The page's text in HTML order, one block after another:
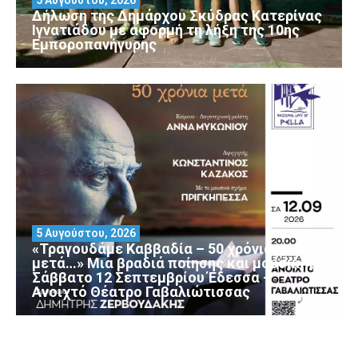
Δήλωση της Δημάρχου Σκύδρας Κατερίνας
Ιγνατιάδου με αφορμή τη λήξη της 10ης
Εμποροπανήγυρης
«Τραγουδάμε Καββαδία – 50 χρόνια
μετά…» Μια βραδιά ποίησης και μουσικής
Σάββατο 12 Σεπτεμβρίου Έδεσσα –
Ανοιχτό Θέατρο Γαβαλιώτισσας
5 Αυγούστου, 2026